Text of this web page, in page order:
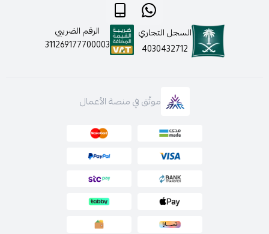
لمعرفة سياسة الاستبدال والاسترجاع بالضغط هنا
لمعرفة سياسة الاستخدام والخصوصية بالضغط هنا
كما انه يتوفر لدينا الدفع عن طريق تابي و تمارا على اربع دفعات
السجل التجاري
4030432712
الرقم الضريبي
311269177700003
موثّق في منصة الأعمال